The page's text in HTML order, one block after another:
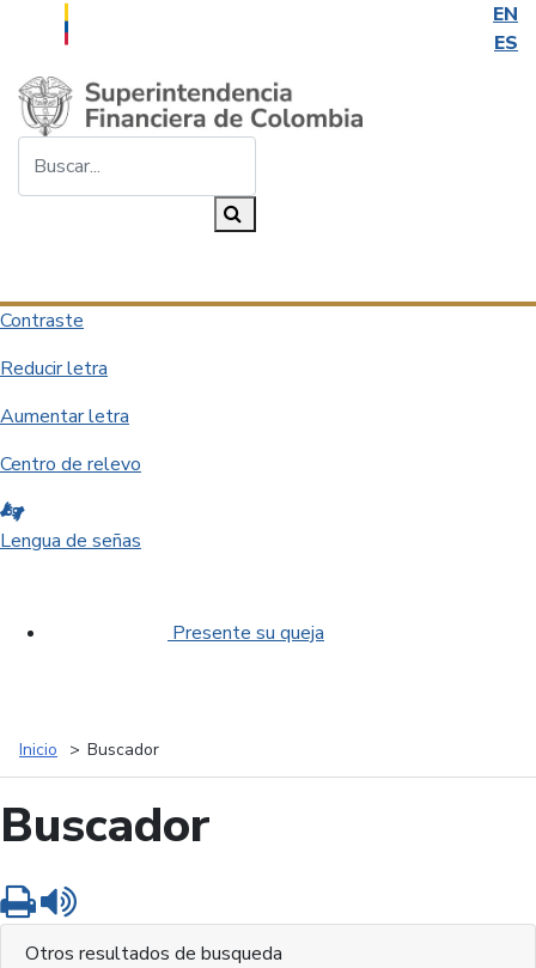
EN
ES
Saltar al contenido principal
Contraste
Reducir letra
Aumentar letra
Centro de relevo
Lengua de señas
Presente su queja
Inicio Buscador
Buscador
Imprimir
Otros resultados de busqueda